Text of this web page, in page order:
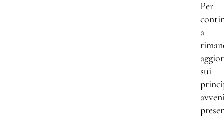
Per
a
sui